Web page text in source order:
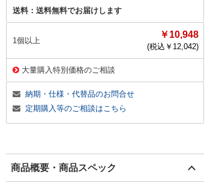
送料： 送料無料でお届けします
1個以上
￥10,948
(税込￥ 12,042)
大量購入特別価格のご相談
納期・仕様・代替品のお問合せ
定期購入等のご相談はこちら
商品概要・商品スペック